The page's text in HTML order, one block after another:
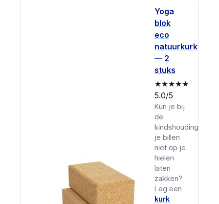
Yoga
blok
eco
natuurkurk
— 2
stuks
★★★★★
5.0/5
Kun je bij
de
kindshouding
je billen
niet op je
hielen
laten
zakken?
Leg een
kurk